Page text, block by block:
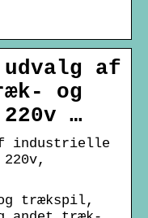
af
og
…
industrielle
trækspil,